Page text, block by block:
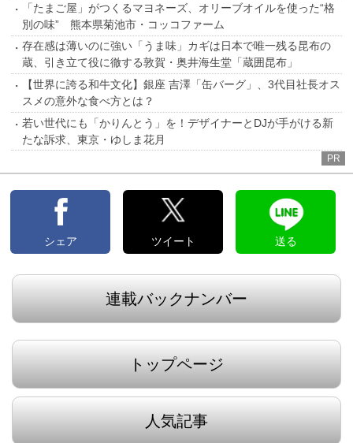
「たまご屋」がつくるマヨネーズ、オリーブオイルを使った“格
別の味” 熊本県菊池市・コッコファーム
存在感は薄いのに強い「うま味」カギは日本で唯一残る昆布の
蔵、引き立て役に徹する敦賀・奥井海生堂「蔵囲昆布」
【世界に誇る和牛文化】銀座 吉澤「缶バーグ」、3代目社長オス
スメの意外な食べ方とは？
若い世代にも「かりんとう」を！デザイナーとDJが手がける新
たな訴求、東京・ゆしま花月
PR
シェア ツイート 送る
連載バックナンバー
トップページ
人気記事